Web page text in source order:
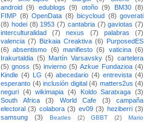
android (9) edublogs (9) otoño (9) BM30 (8)
FIMP (8) OpenData (8) bicycloud (8) goverati
(8) hodei (8) 1953 (7) cantabria (7) gaviotas (7)
interculturalidad
(7) nexus (7) palabras
(7)
valencia (7) Bizkaia Creaktiva (6) PurposedES
(6)
absentismo (6) manifiesto (6) vaticina (6)
Irakurtaldia (5) Martín Varsavsky (5) cartelera
(5) gnoss (5) invierno (5) Azkue Fundazioa (4)
Kindle (4) LG (4) abecedario (4) entrevista (4)
esperanto (4) inclusión digital (4) matters2us (4)
neguri (4) wikimapia (4) Koldo Saratxaga (3)
South Africa
(3) World Cafe (3)
campaña
electoral (3) colabora (3) ev09 (3) heziberri (3)
samsung
(3) Beatles (2) GBBT (2)
Mario